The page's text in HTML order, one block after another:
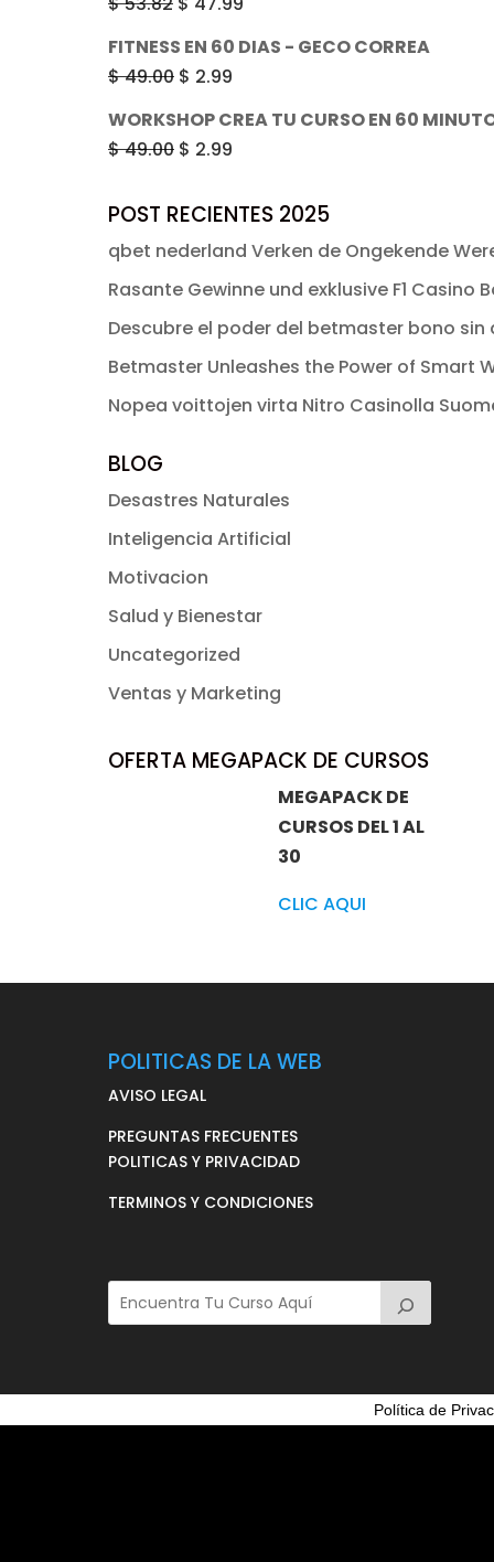
era:
$ 49.00.$ 2.99.
original
era:
$ 53.82.$ 47.99.
FITNESS EN 60 DIAS - GECO CORREA
$49.00 El
original
era:
$ 2.99
WORKSHOP CREA TU CURSO EN 60
$49.00 El
original
era:
$ 2.99
actual
es:
POST RECIENTES 2025
qbet nederland Verken de Ongekende
Rasante Gewinne und exklusive F1 Casino
Descubre el poder del betmaster bono
Betmaster Unleashes the Power of Smart
Nopea voittojen virta Nitro Casinolla
BLOG
Desastres Naturales
Inteligencia Artificial
Motivacion
Salud y Bienestar
Uncategorized
Ventas y Marketing
OFERTA MEGAPACK DE CURSOS
MEGAPACK DE
CURSOS DEL 1 AL
30
CLIC AQUI
POLITICAS DE LA WEB
AVISO LEGAL
PREGUNTAS FRECUENTES
POLITICAS Y PRIVACIDAD
TERMINOS Y CONDICIONES
Política de